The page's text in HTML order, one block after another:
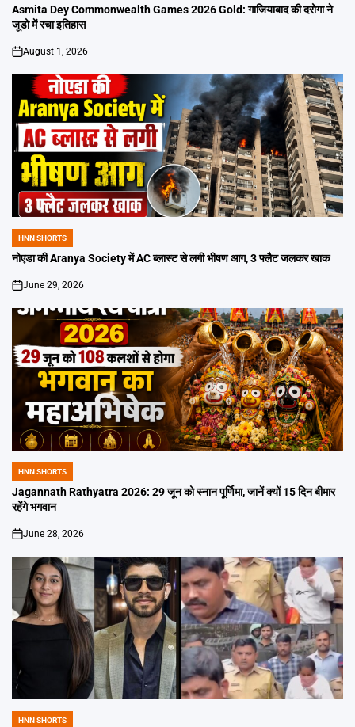
IN
Asmita Dey Commonwealth Games 2026 Gold: गाजियाबाद की दरोगा ने
जूडो में रचा इतिहास
on
August 1, 2026
POSTED
IN
HNN SHORTS
नोएडा की Aranya Society में AC ब्लास्ट से लगी भीषण आग, 3 फ्लैट जलकर खाक
on
June 29, 2026
POSTED
IN
HNN SHORTS
Jagannath Rathyatra 2026: 29 जून को स्नान पूर्णिमा, जानें क्यों 15 दिन बीमार
रहेंगे भगवान
on
June 28, 2026
POSTED
HNN SHORTS